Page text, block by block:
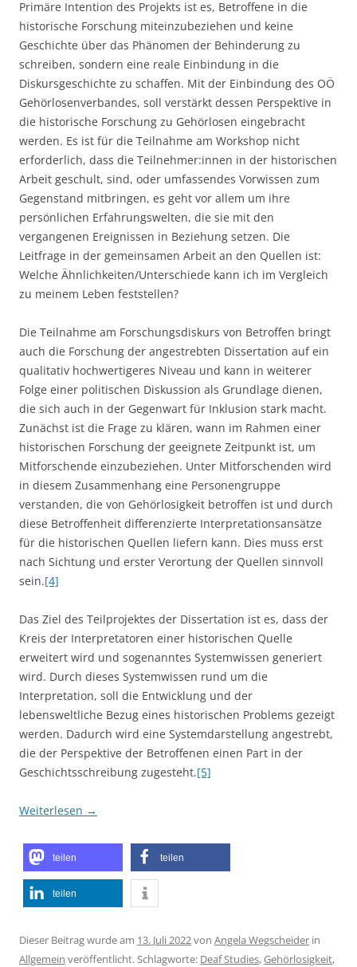
Primäre Intention des Projekts ist es, Betroffene in die
historische Forschung miteinzubeziehen und keine
Geschichte über das Phänomen der Behinderung zu
schreiben, sondern eine reale Einbindung in die
Diskursgeschichte zu schaffen. Mit der Einbindung des OÖ
Gehörlosenverbandes, soll verstärkt dessen Perspektive in
die historische Forschung zu Gehörlosen eingebracht
werden. Es ist für die Teilnahme am Workshop nicht
erforderlich, dass die Teilnehmer:innen in der historischen
Arbeit geschult, sind, oder umfassendes Vorwissen zum
Gegenstand mitbringen, es geht vor allem um ihre
persönlichen Erfahrungswelten, die sie mit den
vergangenen Ereignissen in Beziehung setzen. Die
Leitfrage in der gemeinsamen Arbeit an den Quellen ist:
Welche Ähnlichkeiten/Unterschiede kann ich im Vergleich
zu meinem Leben feststellen?
Die Teilnahme am Forschungsdiskurs von Betroffen bringt
auch die Forschung der angestrebten Dissertation auf ein
qualitativ hochwertigeres Niveau und kann in weiterer
Folge einer politischen Diskussion als Grundlage dienen,
die sich auch in der Gegenwart für Inklusion stark macht.
Zunächst ist die Frage zu klären, wann im Rahmen einer
historischen Forschung der geeignete Zeitpunkt ist, um
Mitforschende einzubeziehen. Unter Mitforschenden wird
in diesem Zusammenhang eine Personengruppe
verstanden, die von Gehörlosigkeit betroffen ist und durch
diese Betroffenheit differenzierte Interpretationsansätze
für die historischen Quellen liefern kann. Dies muss erst
nach Sichtung und erster Verortung der Quellen sinnvoll
sein.[4]
Das Ziel des Teilprojektes der Dissertation ist es, dass der
Kreis der Interpretatoren einer historischen Quelle
erweitert wird und sogenanntes Systemwissen generiert
wird. Durch dieses Systemwissen rund um die
Interpretation, soll die Entwicklung und der
lebensweltliche Bezug eines historischen Problems gezeigt
werden. Dadurch wird eine Systemdarstellung angestrebt,
die der Perspektive der Betroffenen einen Part in der
Geschichtsschreibung zugesteht.[5]
Weiterlesen →
teilen teilen
teilen
Dieser Beitrag wurde am 13. Juli 2022von Angela Wegscheider in
Allgemein veröffentlicht. Schlagworte: Deaf Studies,Gehörlosigkeit,